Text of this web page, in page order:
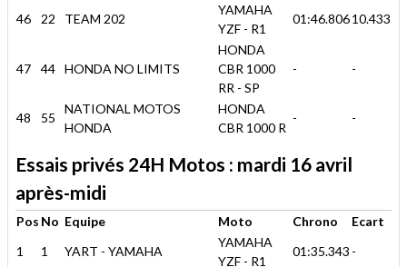
46 22 TEAM 202
YAMAHA
YZF - R1
01:46.80610.433
47 44 HONDA NO LIMITS
HONDA
CBR 1000
RR - SP
- -
48 55
NATIONAL MOTOS
HONDA
HONDA
CBR 1000 R
- -
Essais privés 24H Motos : mardi 16 avril
après-midi
Pos No Equipe Moto Chrono
Ecart
1
1 YART - YAMAHA
YAMAHA
YZF - R1
01:35.343 -